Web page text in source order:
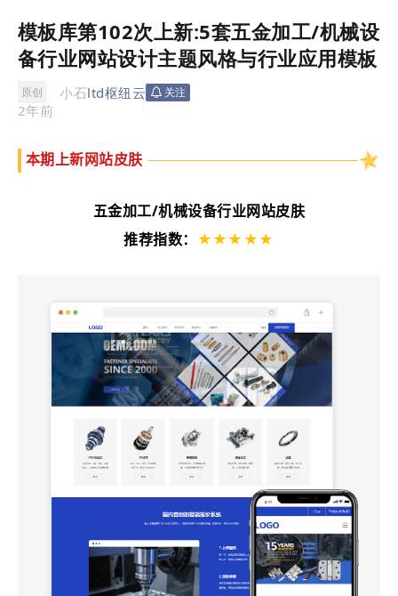
模板库第102次上新:5套五金加工/机械设
备行业网站设计主题风格与行业应用模板
原创 小石ltd枢纽云 关注
2年前
本期上新网站皮肤
五金加工/机械设备行业网站皮肤
推荐指数： ★★★★★